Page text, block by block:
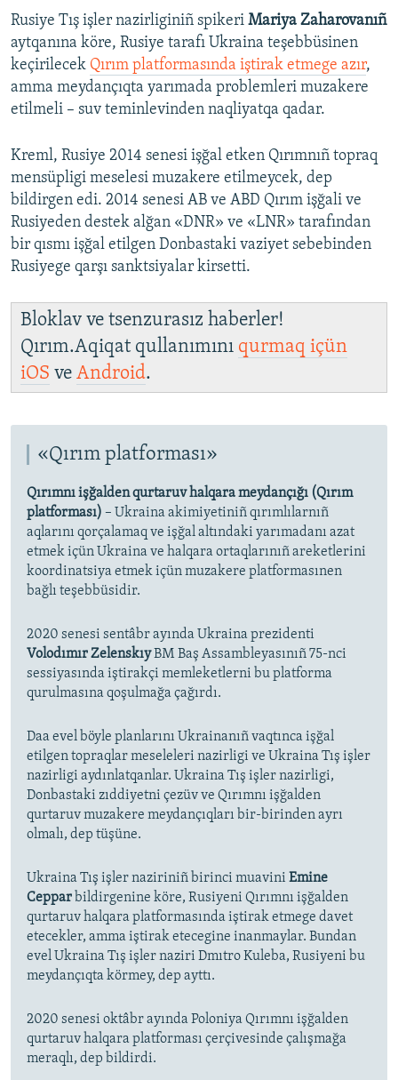
Rusiye Tış işler nazirliginiñ spikeri Mariya Zaharovanıñ
aytqanına köre, Rusiye tarafı Ukraina teşebbüsinen
keçirilecek Qırım platformasında iştirak etmege azır,
amma meydançıqta yarımada problemleri muzakere
etilmeli – suv teminlevinden naqliyatqa qadar.
Kreml, Rusiye 2014 senesi işğal etken Qırımnıñ topraq
mensüpligi meselesi muzakere etilmeycek, dep
bildirgen edi. 2014 senesi AB ve ABD Qırım işğali ve
Rusiyeden destek alğan «DNR» ve «LNR» tarafından
bir qısmı işğal etilgen Donbastaki vaziyet sebebinden
Rusiyege qarşı sanktsiyalar kirsetti.
Bloklav ve tsenzurasız haberler!
Qırım.Aqiqat qullanımını qurmaq içün
iOS ve Android.
«Qırım platforması»
Qırımnı işğalden qurtaruv halqara meydançığı (Qırım
platforması) – Ukraina akimiyetiniñ qırımlılarnıñ
aqlarını qorçalamaq ve işğal altındaki yarımadanı azat
etmek içün Ukraina ve halqara ortaqlarınıñ areketlerini
koordinatsiya etmek içün muzakere platformasınen
bağlı teşebbüsidir.
2020 senesi sentâbr ayında Ukraina prezidenti
Volodımır ZelenskıyBM Baş Assambleyasınıñ 75-nci
sessiyasında iştirakçi memleketlerni bu platforma
qurulmasına qoşulmağa çağırdı.
Daa evel böyle planlarını Ukrainanıñ vaqtınca işğal
etilgen topraqlar meseleleri nazirligi ve Ukraina Tış işler
nazirligi aydınlatqanlar. Ukraina Tış işler nazirligi,
Donbastaki zıddiyetni çezüv ve Qırımnı işğalden
qurtaruv muzakere meydançıqları bir-birinden ayrı
olmalı, dep tüşüne.
Ukraina Tış işler naziriniñ birinci muavini Emine
Ceppar bildirgenine köre, Rusiyeni Qırımnı işğalden
qurtaruv halqara platformasında iştirak etmege davet
etecekler, amma iştirak etecegine inanmaylar. Bundan
evel Ukraina Tış işler naziri Dmıtro Kuleba, Rusiyeni bu
meydançıqta körmey, dep ayttı.
2020 senesi oktâbr ayında Poloniya Qırımnı işğalden
qurtaruv halqara platforması çerçivesinde çalışmağa
meraqlı, dep bildirdi.